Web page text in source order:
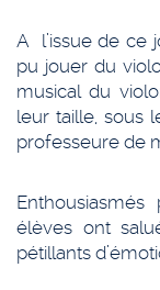
A l’issue de ce
pu jouer du
musical du
leur taille, sous
professeure de
élèves ont
pétillants